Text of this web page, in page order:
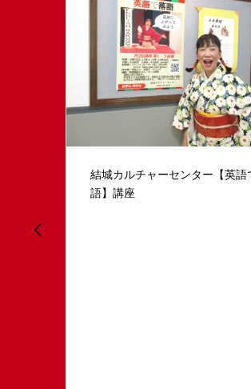
パス オンライン体験プログラム